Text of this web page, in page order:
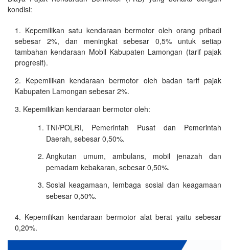
kondisi:
Kepemilikan satu kendaraan bermotor oleh orang pribadi
sebesar 2%, dan meningkat sebesar 0,5% untuk setiap
tambahan kendaraan Mobil Kabupaten Lamongan (tarif pajak
progresif).
Kepemilikan kendaraan bermotor oleh badan tarif pajak
Kabupaten Lamongan sebesar 2%.
Kepemilikian kendaraan bermotor oleh:
TNI/POLRI, Pemerintah Pusat dan Pemerintah
Daerah, sebesar 0,50%.
Angkutan umum, ambulans, mobil jenazah dan
pemadam kebakaran, sebesar 0,50%.
Sosial keagamaan, lembaga sosial dan keagamaan
sebesar 0,50%.
Kepemilikan kendaraan bermotor alat berat yaitu sebesar
0,20%.